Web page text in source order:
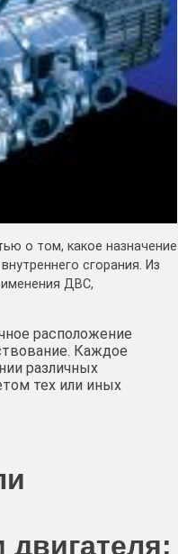
о том, какое назначение
сгорания. Из
ДВС,
расположение
Каждое
различных
тех или иных